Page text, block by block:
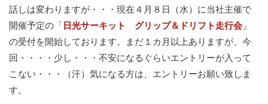
話しは変わりますが・・・現在４月８日（水）に当社主催で
開催予定の「 日光サーキット グリップ＆ドリフト走行会 」
の受付を開始しております。まだ１カ月以上ありますが、今
回・・・・少し・・・不安になるぐらいエントリーが入って
こない・・・（汗）気になる方は、エントリーお願い致しま
す。